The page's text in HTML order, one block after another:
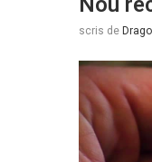
scris de